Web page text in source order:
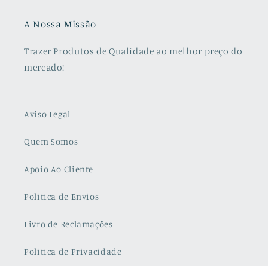
A Nossa Missão
Trazer Produtos de Qualidade ao melhor preço do
mercado!
Aviso Legal
Quem Somos
Apoio Ao Cliente
Política de Envios
Livro de Reclamações
Política de Privacidade